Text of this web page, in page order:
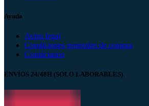
Ayuda
Aviso legal
Condiciones generales de compra
Contáctanos
ENVÍOS 24/48H (SOLO LABORABLES)